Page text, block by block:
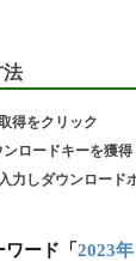
法
得をクリック
ロードキーを獲得
力しダウンロード
ワード 「 2023